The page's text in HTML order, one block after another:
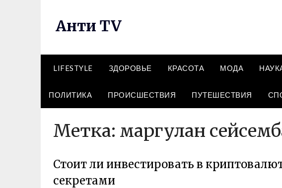
Анти TV
LIFESTYLE ЗДОРОВЬЕ КРАСОТА МОДА
ПОЛИТИКА ПРОИСШЕСТВИЯ ПУТЕШЕСТВИЯ
Метка: маргулан
Стоит ли инвестировать в
секретами